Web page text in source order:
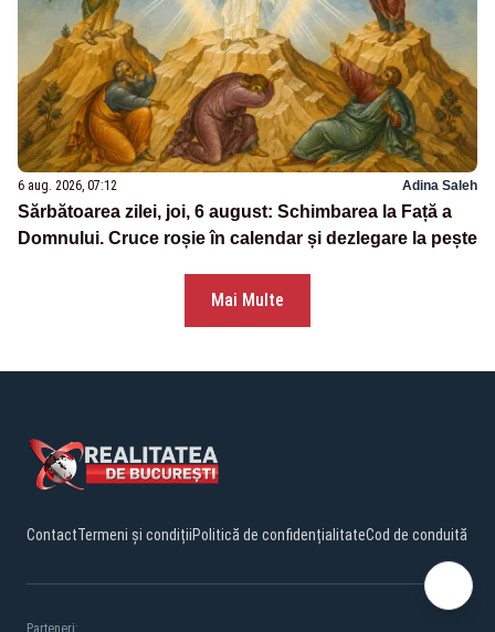
6 aug. 2026, 07:12 Adina Saleh
Sărbătoarea zilei, joi, 6 august: Schimbarea la Față a
Domnului. Cruce roșie în calendar și dezlegare la pește
Mai Multe
ContactTermeni și condițiiPolitică de confidențialitateCod de conduită
Parteneri: